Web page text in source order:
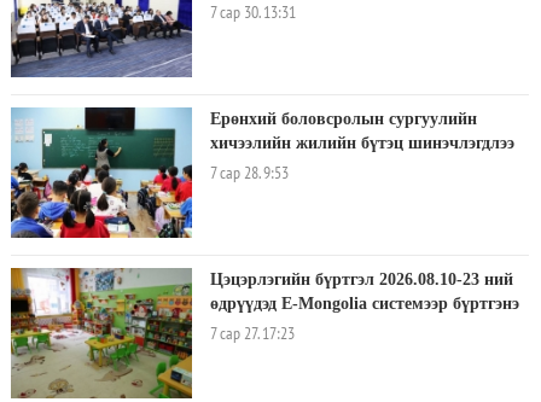
7 сар 30. 13:31
Ерөнхий боловсролын сургуулийн
хичээлийн жилийн бүтэц шинэчлэгдлээ
7 сар 28. 9:53
Цэцэрлэгийн бүртгэл 2026.08.10-23 ний
өдрүүдэд E-Mongolia системээр бүртгэнэ
7 сар 27. 17:23